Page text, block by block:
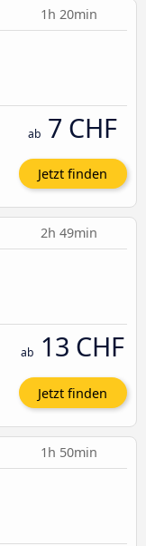
1h 20min
ab 7 CHF
Jetzt finden
2h 49min
ab 13 CHF
Jetzt finden
1h 50min